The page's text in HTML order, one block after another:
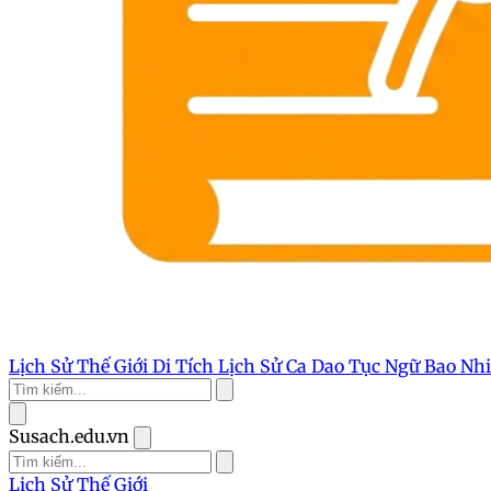
Lịch Sử Thế Giới Di Tích Lịch SửCa Dao Tục NgữBao
Susach.edu.vn
Lịch Sử Thế Giới